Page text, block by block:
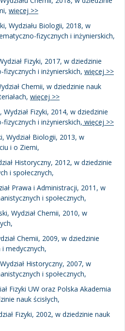
więcej >>
Wydziału Biologii, 2018, w
fizycznych i inżynierskich,
Fizyki, 2017, w dziedzinie
i inżynierskich, więcej >>
Chemii, w dziedzinie nauk
więcej >>
Wydział Fizyki, 2014, w dziedzinie
i inżynierskich, więcej >>
Wydział Biologii, 2013, w
i o Ziemi,
Historyczny, 2012, w dziedzinie
i społecznych,
Prawa i Administracji, 2011, w
i społecznych,
Wydział Chemii, 2010, w
Chemii, 2009, w dziedzinie
medycznych,
Historyczny, 2007, w
i społecznych,
Fizyki UW oraz Polska Akademia
nauk ścisłych,
Fizyki, 2002, w dziedzinie nauk